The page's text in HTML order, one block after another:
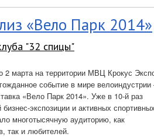
«Вело Парк 2014»
"32 спицы"
2 марта на территории МВЦ Крокус
событие в мире велоиндустрии
«Вело Парк 2014». Уже в 10-й раз
бизнес-экспозиции и активных
многотысячную аудиторию, как
так и любителей.